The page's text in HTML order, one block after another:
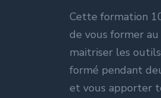
Cette formation
de vous former
maitriser les
formé pendant
et vous apporter